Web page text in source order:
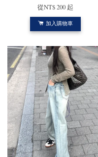
從NT$ 200 起
加入購物車